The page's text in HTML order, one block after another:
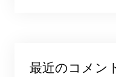
最近のコメン